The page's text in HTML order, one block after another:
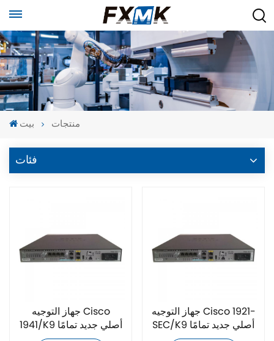
بيت منتجات
فئات
جهاز التوجيه Cisco
1941/K9 أصلي جديد تمامًا
جهاز التوجيه Cisco 1921-
SEC/K9 أصلي جديد تمامًا